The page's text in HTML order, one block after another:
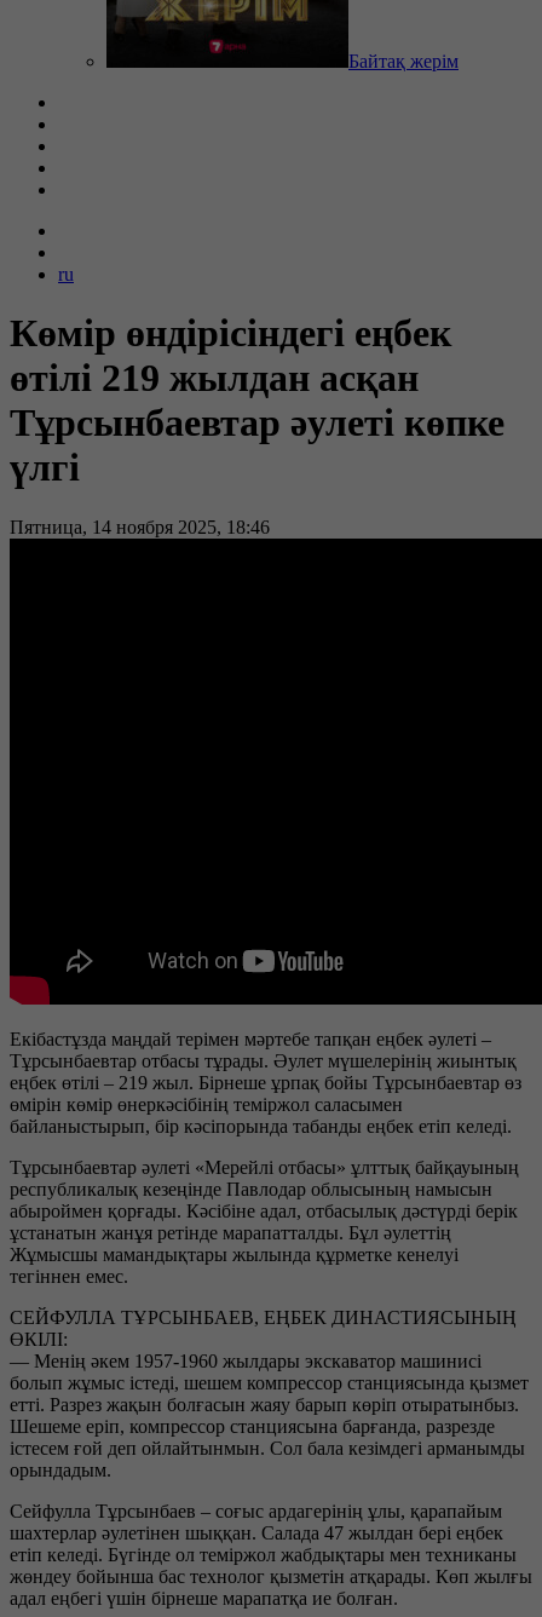
Байтақ жерім
ru
Көмір өндірісіндегі еңбек
өтілі 219 жылдан асқан
Тұрсынбаевтар әулеті көпке
үлгі
Пятница, 14 ноября 2025, 18:46
Екібастұзда маңдай терімен мәртебе тапқан еңбек әулеті –
Тұрсынбаевтар отбасы тұрады. Әулет мүшелерінің жиынтық
еңбек өтілі – 219 жыл. Бірнеше ұрпақ бойы Тұрсынбаевтар өз
өмірін көмір өнеркәсібінің теміржол саласымен
байланыстырып, бір кәсіпорында табанды еңбек етіп келеді.
Тұрсынбаевтар әулеті «Мерейлі отбасы» ұлттық байқауының
республикалық кезеңінде Павлодар облысының намысын
абыроймен қорғады. Кәсібіне адал, отбасылық дәстүрді берік
ұстанатын жанұя ретінде марапатталды. Бұл әулеттің
Жұмысшы мамандықтары жылында құрметке кенелуі
тегіннен емес.
СЕЙФУЛЛА ТҰРСЫНБАЕВ, ЕҢБЕК ДИНАСТИЯСЫНЫҢ
ӨКІЛІ:
— Менің әкем 1957-1960 жылдары экскаватор машинисі
болып жұмыс істеді, шешем компрессор станциясында қызмет
етті. Разрез жақын болғасын жаяу барып көріп отыратынбыз.
Шешеме еріп, компрессор станциясына барғанда, разрезде
істесем ғой деп ойлайтынмын. Сол бала кезімдегі арманымды
орындадым.
Сейфулла Тұрсынбаев – соғыс ардагерінің ұлы, қарапайым
шахтерлар әулетінен шыққан. Салада 47 жылдан бері еңбек
етіп келеді. Бүгінде ол теміржол жабдықтары мен техниканы
жөндеу бойынша бас технолог қызметін атқарады. Көп жылғы
адал еңбегі үшін бірнеше марапатқа ие болған.